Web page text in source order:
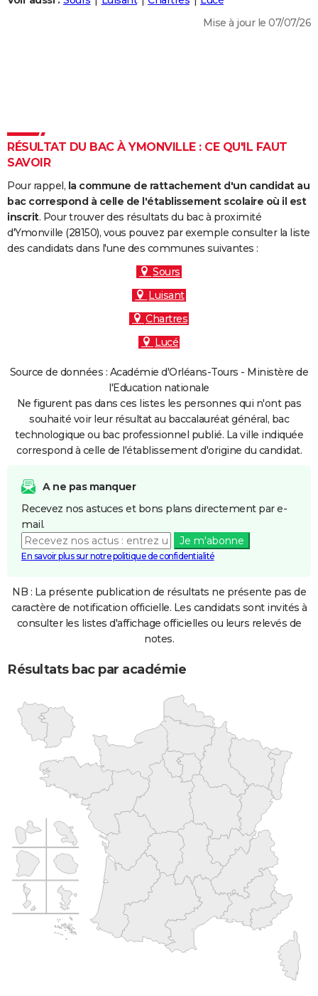
DICTIONNAIRE
Dictionnaire
Biographies
Citations
Expressions
Proverbes
PROGRAMME TV
COPAINS D'AVANT
S'inscrire
Se connecter
Lycées
Collèges
Primaires
Universités
Entreprises
Service militaire
Avis de recherche
AVIS DE DÉCÈS
FORUM
Mise à jour le 07/07/26
RÉSULTAT DU BAC À YMONVILLE : CE QU'IL FAUT
SAVOIR
Pour rappel, la commune de rattachement d'un candidat au
bac correspond à celle de l'établissement scolaire où il est
inscrit. Pour trouver des résultats du bac à proximité
d'Ymonville (28150), vous pouvez par exemple consulter la liste
des candidats dans l'une des communes suivantes :
Sours
Luisant
Chartres
Lucé
Source de données : Académie d'Orléans-Tours - Ministère de
l'Education nationale
Ne figurent pas dans ces listes les personnes qui n'ont pas
souhaité voir leur résultat au baccalauréat général, bac
technologique ou bac professionnel publié. La ville indiquée
correspond à celle de l'établissement d'origine du candidat.
A ne pas manquer
Recevez nos astuces et bons plans directement par e-
mail.
Je m'abonne
En savoir plus sur notre politique de confidentialité
NB : La présente publication de résultats ne présente pas de
caractère de notification officielle. Les candidats sont invités à
consulter les listes d'affichage officielles ou leurs relevés de
notes.
Résultats bac par académie